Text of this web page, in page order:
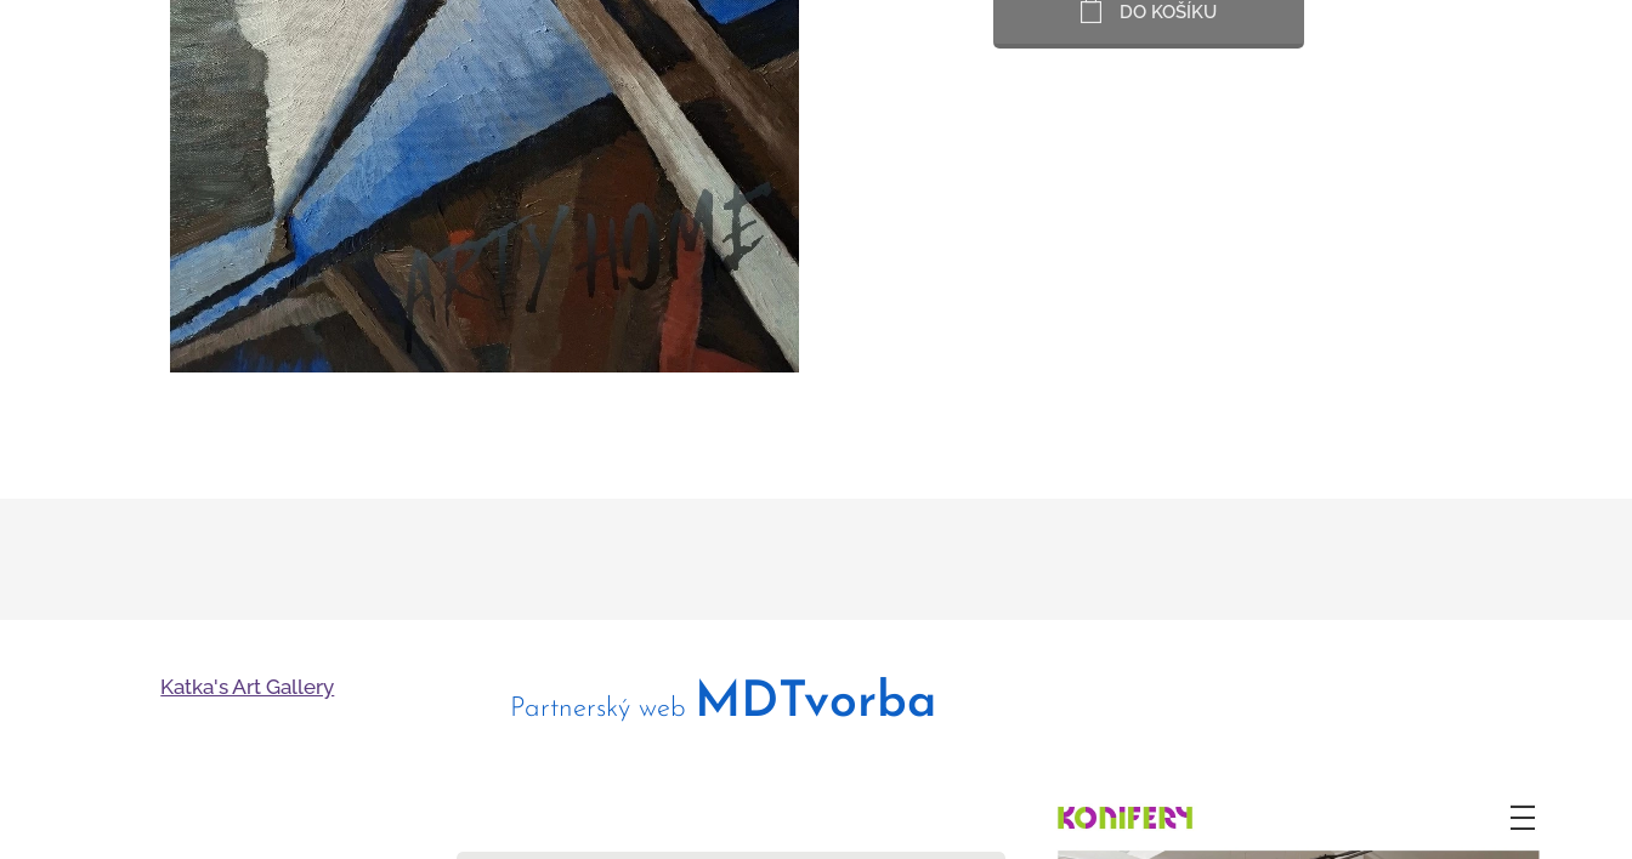
DO KOŠÍKU
Katka's Art Gallery
Partnerský web MDTvorba